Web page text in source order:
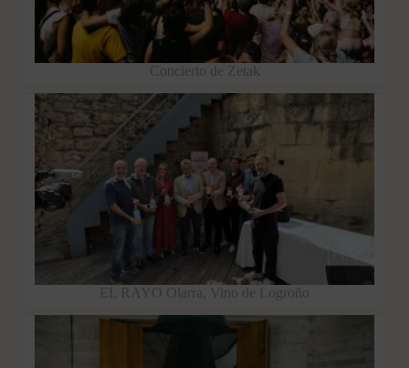
Concierto de Zetak
EL RAYO Olarra, Vino de Logroño